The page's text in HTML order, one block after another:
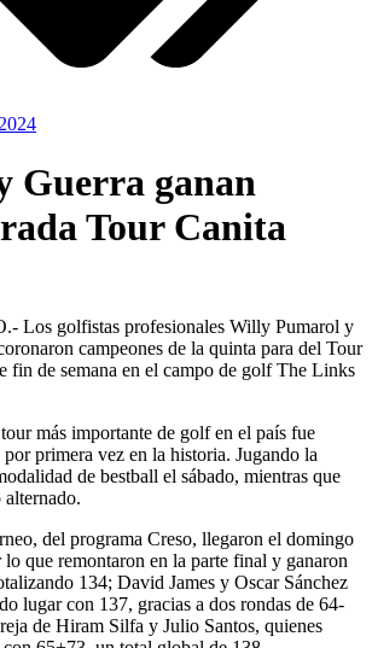
Guerra ganan
Tour Canita
Los golfistas profesionales Willy Pumarol y
campeones de la quinta para del Tour
fin de semana en el campo de golf The Links
más importante de golf en el país fue
por primera vez en la historia. Jugando la
de bestball el sábado, mientras que
alternado.
del programa Creso, llegaron el domingo
que remontaron en la parte final y ganaron
134; David James y Oscar Sánchez
lugar con 137, gracias a dos rondas de 64-
de Hiram Silfa y Julio Santos, quienes